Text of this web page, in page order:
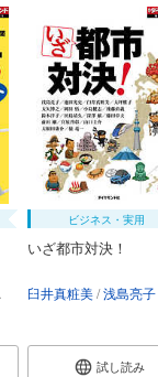
野口達也 山本猛嗣
ビジネス・実用
いざ都市対決！
臼井真粧美 浅島亮子
試し読み